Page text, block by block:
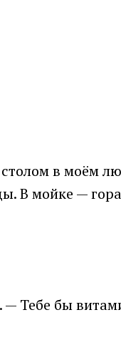
в моём
В мойке —
Тебе бы